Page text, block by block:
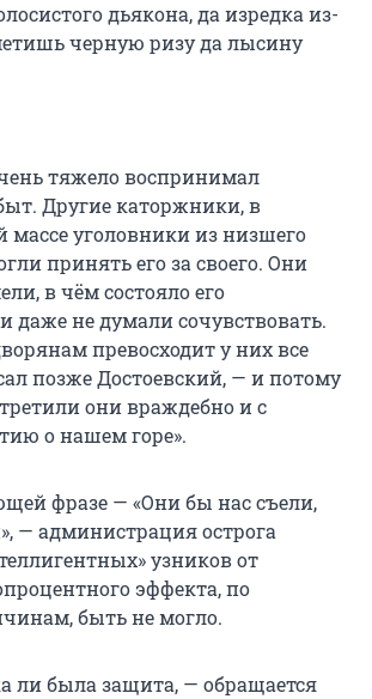
дьякона, да изредка из-
черную ризу да лысину
тяжело воспринимал
Другие каторжники, в
массе уголовники из низшего
принять его за своего. Они
в чём состояло его
даже не думали сочувствовать.
превосходит у них все
позже Достоевский, — и потому
они враждебно и с
о нашем горе».
фразе — «Они бы нас съели,
— администрация острога
узников от
эффекта, по
быть не могло.
ли была защита, — обращается